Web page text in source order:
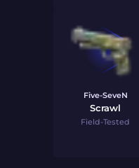
Five-SeveN
Scrawl
Field-Tested